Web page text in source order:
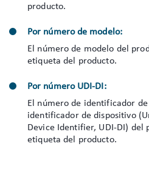
producto.
Por número de modelo:
El número de modelo del
etiqueta del producto.
Por número UDI-DI:
El número de identificador
identificador de dispositivo
Device Identifier, UDI-DI) del
etiqueta del producto.